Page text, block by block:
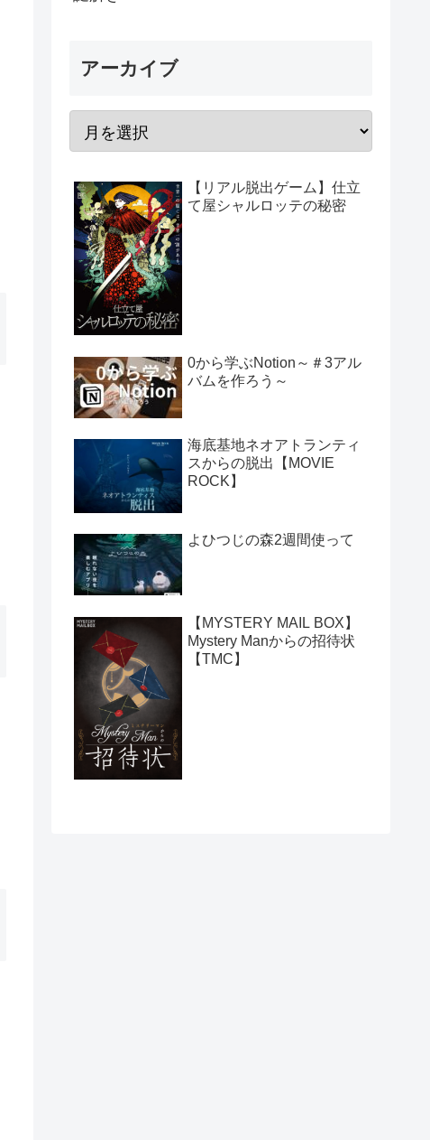
アーカイブ
【リアル脱出ゲーム】仕立
て屋シャルロッテの秘密
0から学ぶNotion～＃3アル
バムを作ろう～
海底基地ネオアトランティ
スからの脱出【MOVIE
ROCK】
よひつじの森2週間使って
【MYSTERY MAIL BOX】
Mystery Manからの招待状
【TMC】